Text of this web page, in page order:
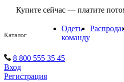
Купите сейчас — платите
Каталог
Одеть
команду
8 800 555 35 45
Вход
Регистрация